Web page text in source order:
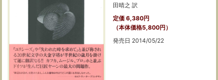
田晴之 訳
定価 6,380円
（本体価格5,800円）
発売日 2014/05/22